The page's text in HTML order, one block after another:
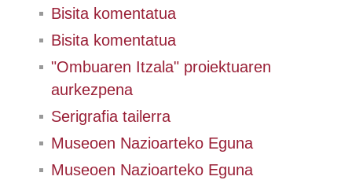
Bisita komentatua
Bisita komentatua
"Ombuaren Itzala" proiektuaren
aurkezpena
Serigrafia tailerra
Museoen Nazioarteko Eguna
Museoen Nazioarteko Eguna